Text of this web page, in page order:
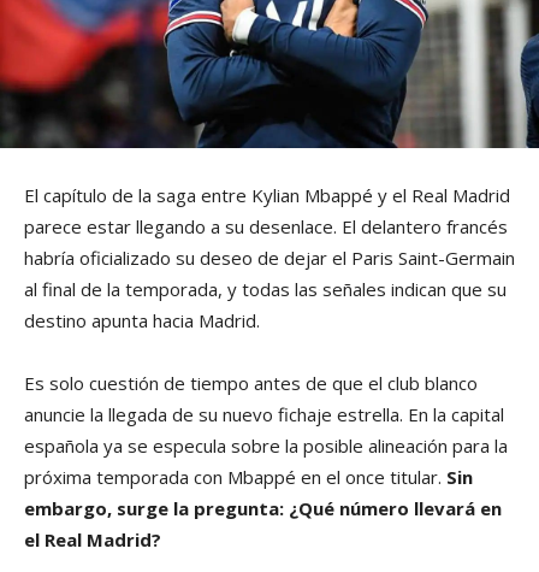
El capítulo de la saga entre Kylian Mbappé y el Real Madrid
parece estar llegando a su desenlace. El delantero francés
habría oficializado su deseo de dejar el Paris Saint-Germain
al final de la temporada, y todas las señales indican que su
destino apunta hacia Madrid.
Es solo cuestión de tiempo antes de que el club blanco
anuncie la llegada de su nuevo fichaje estrella. En la capital
española ya se especula sobre la posible alineación para la
próxima temporada con Mbappé en el once titular. Sin
embargo, surge la pregunta: ¿Qué número llevará en
el Real Madrid?